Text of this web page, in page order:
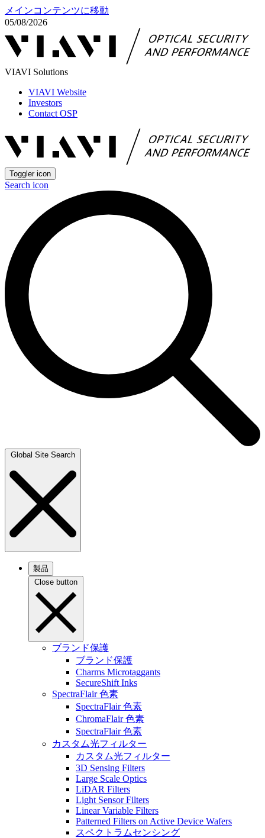
メインコンテンツに移動
05/08/2026
VIAVI Solutions
VIAVI Website
Investors
Contact OSP
Toggler icon
Search icon
Global Site Search
製品
Close button
ブランド保護
ブランド保護
Charms Microtaggants
SecureShift Inks
SpectraFlair 色素
SpectraFlair 色素
ChromaFlair 色素
SpectraFlair 色素
カスタム光フィルター
カスタム光フィルター
3D Sensing Filters
Large Scale Optics
LiDAR Filters
Light Sensor Filters
Linear Variable Filters
Patterned Filters on Active Device Wafers
スペクトラムセンシング